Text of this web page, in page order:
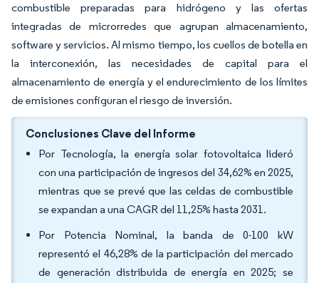
combustible preparadas para hidrógeno y las ofertas
integradas de microrredes que agrupan almacenamiento,
software y servicios. Al mismo tiempo, los cuellos de botella en
la interconexión, las necesidades de capital para el
almacenamiento de energía y el endurecimiento de los límites
de emisiones configuran el riesgo de inversión.
Conclusiones Clave del Informe
Por Tecnología, la energía solar fotovoltaica lideró
con una participación de ingresos del 34,62% en 2025,
mientras que se prevé que las celdas de combustible
se expandan a una CAGR del 11,25% hasta 2031.
Por Potencia Nominal, la banda de 0-100 kW
representó el 46,28% de la participación del mercado
de generación distribuida de energía en 2025; se